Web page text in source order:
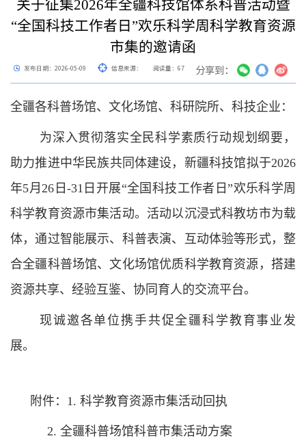
关于征集2026年全疆科技馆体系科普活动暨
“全国科技工作者日”欢乐科学周科学教育资源
市集的邀请函
发布日期：2026-05-09 信息来源： 阅读量：67 分享到：
全疆各科普场馆、文化场馆、科研院所、科技企业：
为深入贯彻落实全民科学素质行动规划纲要，
助力推进中华民族共同体建设，新疆科技馆拟于2026
年5月 26 日 -31 日开展“全国科技工作者日”欢乐科学周
科学教育资源市集活动。活动以沉浸式科教坊市为载
体，通过智能展示、科普表演、互动体验等形式，整
合全疆科普场馆、文化场馆优质科学教育资源，搭建
资源共享、经验互鉴、协同育人的交流平台。
现诚邀各单位携手共促全疆科学教育事业发
展。
附件： 1. 科学教育资源市集活动回执
2. 全疆科普场馆科普市集活动方案